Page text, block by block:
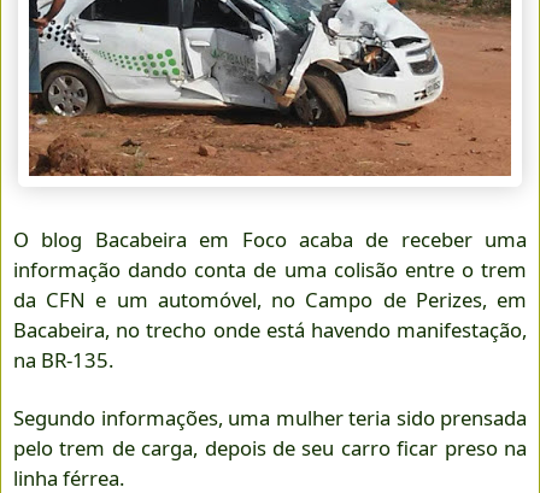
O blog Bacabeira em Foco acaba de receber uma
informação dando conta de uma colisão entre o trem
da CFN e um automóvel, no Campo de Perizes, em
Bacabeira, no trecho onde está havendo manifestação,
na BR-135.
Segundo informações, uma mulher teria sido prensada
pelo trem de carga, depois de seu carro ficar preso na
linha férrea.